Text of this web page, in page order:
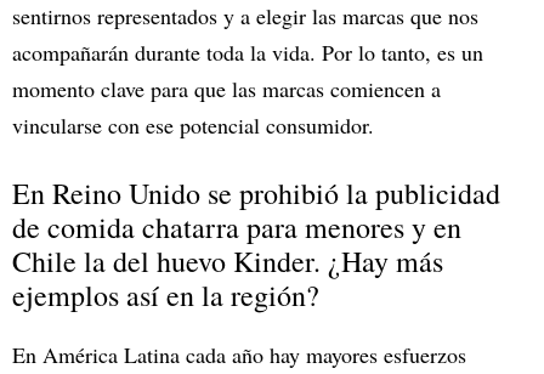
sentirnos representados y a elegir las marcas que nos
acompañarán durante toda la vida. Por lo tanto, es un
momento clave para que las marcas comiencen a
vincularse con ese potencial consumidor.
En Reino Unido se prohibió la publicidad
de comida chatarra para menores y en
Chile la del huevo Kinder. ¿Hay más
ejemplos así en la región?
En América Latina cada año hay mayores esfuerzos